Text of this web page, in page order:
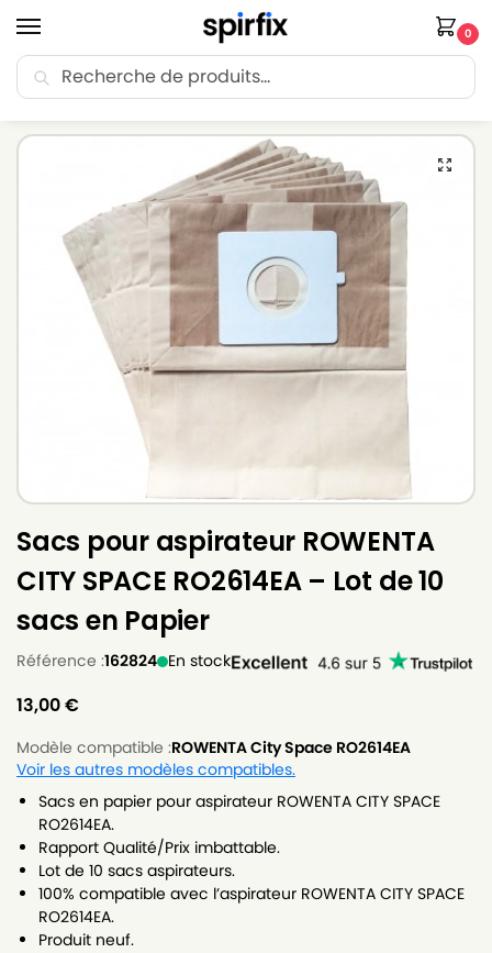
0
🚚 Livraison Point Relais offerte dès 30€ d’achat.
Sacs pour aspirateur ROWENTA
CITY SPACE RO2614EA – Lot de 10
sacs en Papier
Référence :162824 En stock
13,00€
Modèle compatible :ROWENTA City Space RO2614EA
Voir les autres modèles compatibles.
Sacs en papier pour aspirateur ROWENTA CITY SPACE
RO2614EA.
Rapport Qualité/Prix imbattable.
Lot de 10 sacs aspirateurs.
100% compatible avec l’aspirateur ROWENTA CITY SPACE
RO2614EA.
Produit neuf.